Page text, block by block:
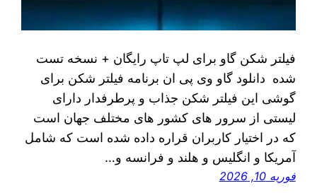
فیلتر شکن گاو برای لپ تاپ رایگان + نسخه تست
شده دانلود گاو وی پی ان برنامه فیلتر شکن برای
گوشی این فیلتر شکن جذاب و پرطرفدار دارای
لیستی از سرور های کشور های مختلف جهان است
که در اختیار کاربران قراره داده شده است که شامل
آمریکا و انگلیس و هلند و فرانسه و…
فوریه 10, 2026